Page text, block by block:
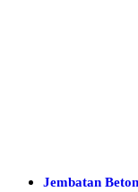
Jembatan